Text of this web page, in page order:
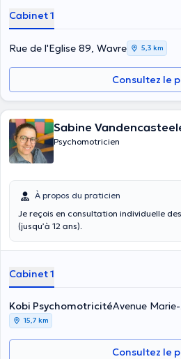
Cabinet 1
Rue de l'Eglise 89, Wavre 5,3 km
Consultez le
Sabine
Psychomotricien
À propos du praticien
Je reçois en consultation individuelle
(jusqu’à 12 ans).
Cabinet 1
Kobi PsychomotricitéAvenue
15,7 km
Consultez le